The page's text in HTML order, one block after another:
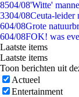
8504/08'Witte'
3304/08Ceuta-leider
604/08Grote
604/08FOK! was
Laatste items
Laatste items
Toon berichten uit
Actueel
Entertainment